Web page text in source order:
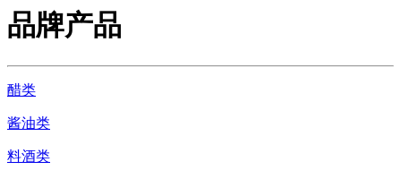
品牌产品
醋类
酱油类
料酒类